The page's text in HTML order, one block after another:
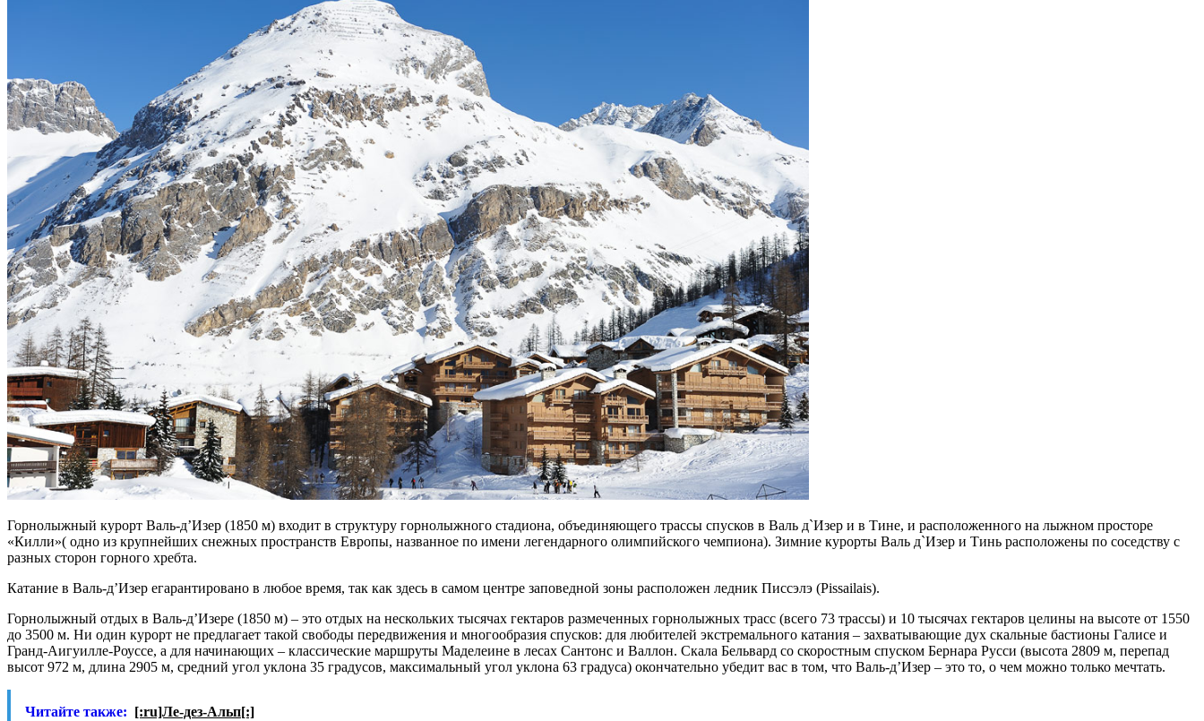
Горнолыжный курорт Валь-д’Изер (1850 м) входит в структуру горнолыжного стадиона, объединяющего трассы спусков в Валь д`Изер и в Тине, и расположенного на лыжном просторе
«Килли»( одно из крупнейших снежных пространств Европы, названное по имени легендарного олимпийского чемпиона). Зимние курорты Валь д`Изер и Тинь расположены по соседству с
разных сторон горного хребта.
Катание в Валь-д’Изер егарантировано в любое время, так как здесь в самом центре заповедной зоны расположен ледник Писсэлэ (Pissailais).
Горнолыжный отдых в Валь-д’Изере (1850 м) – это отдых на нескольких тысячах гектаров размеченных горнолыжных трасс (всего 73 трассы) и 10 тысячах гектаров целины на высоте от 1550
до 3500 м. Ни один курорт не предлагает такой свободы передвижения и многообразия спусков: для любителей экстремального катания – захватывающие дух скальные бастионы Галисе и
Гранд-Аигуилле-Роуссе, а для начинающих – классические маршруты Маделеине в лесах Сантонс и Валлон. Скала Бельвард со скоростным спуском Бернара Русси (высота 2809 м, перепад
высот 972 м, длина 2905 м, средний угол уклона 35 градусов, максимальный угол уклона 63 градуса) окончательно убедит вас в том, что Валь-д’Изер – это то, о чем можно только мечтать.
Читайте также: [:ru]Ле-дез-Альп[:]